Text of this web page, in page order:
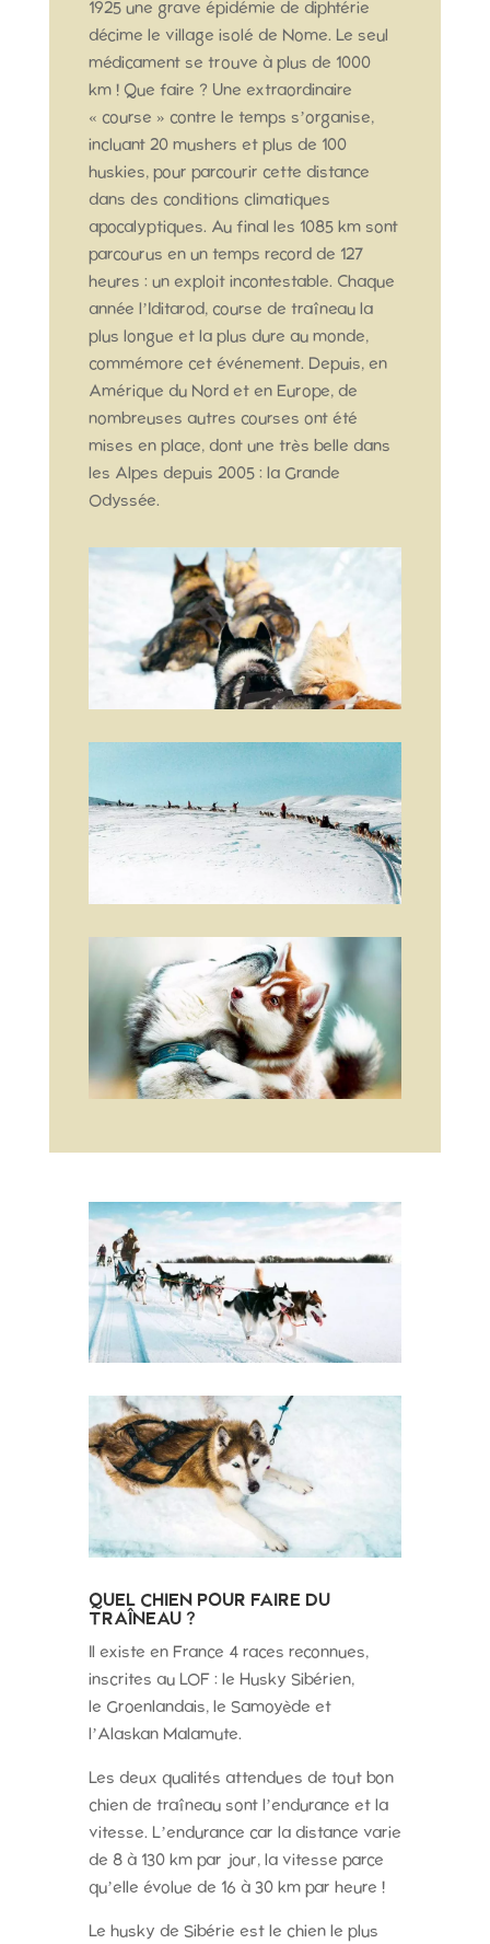
1925 une grave épidémie de diphtérie
décime le village isolé de Nome. Le seul
médicament se trouve à plus de 1000
km ! Que faire ? Une extraordinaire
« course » contre le temps s’organise,
incluant 20 mushers et plus de 100
huskies, pour parcourir cette distance
dans des conditions climatiques
apocalyptiques. Au final les 1085 km sont
parcourus en un temps record de 127
heures : un exploit incontestable. Chaque
année l’Iditarod, course de traîneau la
plus longue et la plus dure au monde,
commémore cet événement. Depuis, en
Amérique du Nord et en Europe, de
nombreuses autres courses ont été
mises en place, dont une très belle dans
les Alpes depuis 2005 : la Grande
Odyssée.
QUEL CHIEN POUR FAIRE DU
TRAÎNEAU ?
Il existe en France 4 races reconnues,
inscrites au LOF : le Husky Sibérien,
le Groenlandais, le Samoyède et
l’Alaskan Malamute.
Les deux qualités attendues de tout bon
chien de traîneau sont l’endurance et la
vitesse. L’endurance car la distance varie
de 8 à 130 km par jour, la vitesse parce
qu’elle évolue de 16 à 30 km par heure !
Le husky de Sibérie est le chien le plus